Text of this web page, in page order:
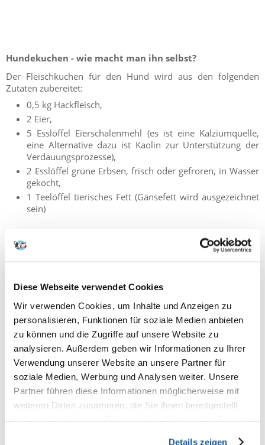
Diese Webseite verwendet Cookies
Wir verwenden Cookies, um Inhalte und Anzeigen zu
personalisieren, Funktionen für soziale Medien anbieten
zu können und die Zugriffe auf unsere Website zu
analysieren. Außerdem geben wir Informationen zu Ihrer
Verwendung unserer Website an unsere Partner für
soziale Medien, Werbung und Analysen weiter. Unsere
Partner führen diese Informationen möglicherweise mit
weiteren Daten zusammen, die Sie ihnen bereitgestellt
Details zeigen
Hundekuchen - wie macht man ihn selbst?
Der Fleischkuchen für den Hund wird aus den folgenden
Zutaten zubereitet:
0,5 kg Hackfleisch,
2 Eier,
5 Esslöffel Eierschalenmehl (es ist eine Kalziumquelle,
eine Alternative dazu ist Kaolin zur Unterstützung der
Verdauungsprozesse),
2 Esslöffel grüne Erbsen, frisch oder gefroren, in Wasser
gekocht,
1 Teelöffel tierisches Fett (Gänsefett wird ausgezeichnet
sein)
Ein Fleischkuchen für einen Hund ist relativ einfach
herzustellen. Das Fleisch wird etwa 2 cm dick auf Backpapier
und legen Sie ihn beiseite. Die Form mit Fett einfetten und mit
Mehl bestreuen, dann den Rest des Fleisches hineinlegen. Eier
dazu geben. Jetzt den Boden darauf legen, damit die Eier nicht
herauslaufen. Drehen Sie die Form auf den Kopf und nehmen
Sie den Hundeteig vorsichtig aus der Form. Zum Schluss wird
die Delikatesse mit Eierschalenmehl und grünen Erbsen
dekoriert.